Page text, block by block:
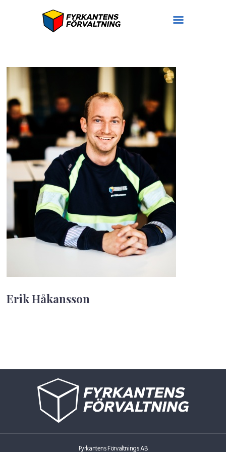
Lokaler
På gång
Ledigt
Om oss
Hyresgäst hos oss
Felanmälan
Erik Håkansson
Fyrkantens Förvaltnings AB